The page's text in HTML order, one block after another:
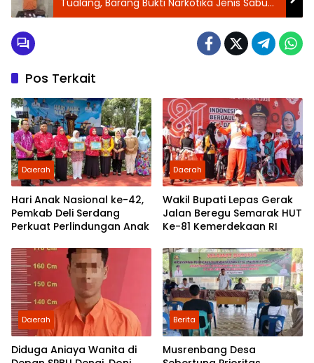
Tualang, Barang Bukti Narkotika Jenis Sabu-
Sabu 5,2 gram
Pos Terkait
Daerah
Hari Anak Nasional ke-42,
Pemkab Deli Serdang
Perkuat Perlindungan Anak
Daerah
Wakil Bupati Lepas Gerak
Jalan Beregu Semarak HUT
Ke-81 Kemerdekaan RI
Daerah
Diduga Aniaya Wanita di
Berita
Musrenbang Desa